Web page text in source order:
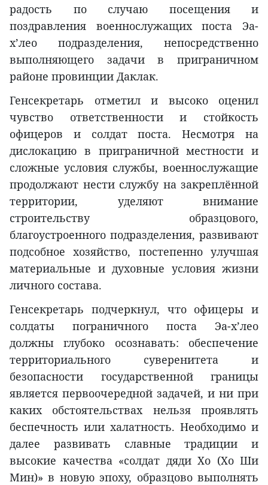
радость по случаю посещения и
поздравления военнослужащих поста Эа-
х’лео подразделения, непосредственно
выполняющего задачи в приграничном
районе провинции Даклак.
Генсекретарь отметил и высоко оценил
чувство ответственности и стойкость
офицеров и солдат поста. Несмотря на
дислокацию в приграничной местности и
сложные условия службы, военнослужащие
продолжают нести службу на закреплённой
территории, уделяют внимание
строительству образцового,
благоустроенного подразделения, развивают
подсобное хозяйство, постепенно улучшая
материальные и духовные условия жизни
личного состава.
Генсекретарь подчеркнул, что офицеры и
солдаты пограничного поста Эа-х’лео
должны глубоко осознавать: обеспечение
территориального суверенитета и
безопасности государственной границы
является первоочередной задачей, и ни при
каких обстоятельствах нельзя проявлять
беспечность или халатность. Необходимо и
далее развивать славные традиции и
высокие качества «солдат дяди Хо (Хо Ши
Мин)» в новую эпоху, образцово выполнять